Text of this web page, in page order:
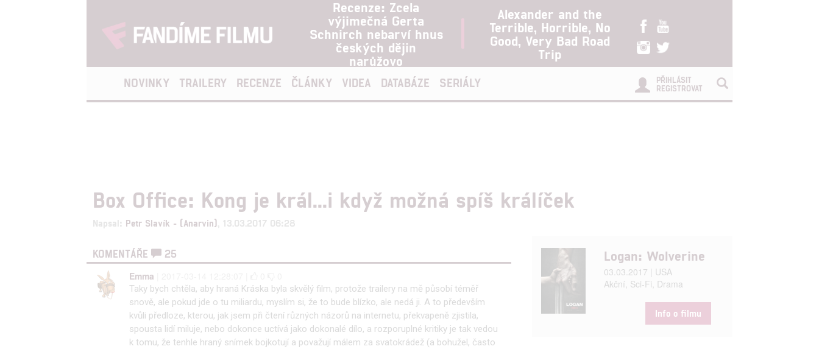
Recenze: Zcela
výjimečná Gerta
Schnirch nebarví hnus
českých dějin
narůžovo
Alexander and the
Terrible, Horrible, No
Good, Very Bad Road
Trip
NOVINKY TRAILERY RECENZE ČLÁNKY VIDEA DATABÁZE SERIÁLY
PŘIHLÁSIT
REGISTROVAT
Box Office: Kong je král...i když možná spíš králíček
Napsal: Petr Slavík - (Anarvin) , 13.03.2017 06:28
KOMENTÁŘE
25
Emma
Taky bych chtěla, aby hraná Kráska byla skvělý film, protože trailery na mě působí téměř
snově, ale pokud jde o tu miliardu, myslím si, že to bude blízko, ale nedá ji. A to především
kvůli předloze, kterou, jak jsem při čtení různých názorů na internetu, překvapeně zjistila,
spousta lidí miluje, nebo dokonce uctívá jako dokonalé dílo, a rozporuplné kritiky je tak vedou
k tomu, že tenhle hraný snímek bojkotují a považují málem za svatokrádež (a bohužel, často
Logan: Wolverine
03.03.2017 | USA
Akční, Sci-Fi, Drama
Info o filmu